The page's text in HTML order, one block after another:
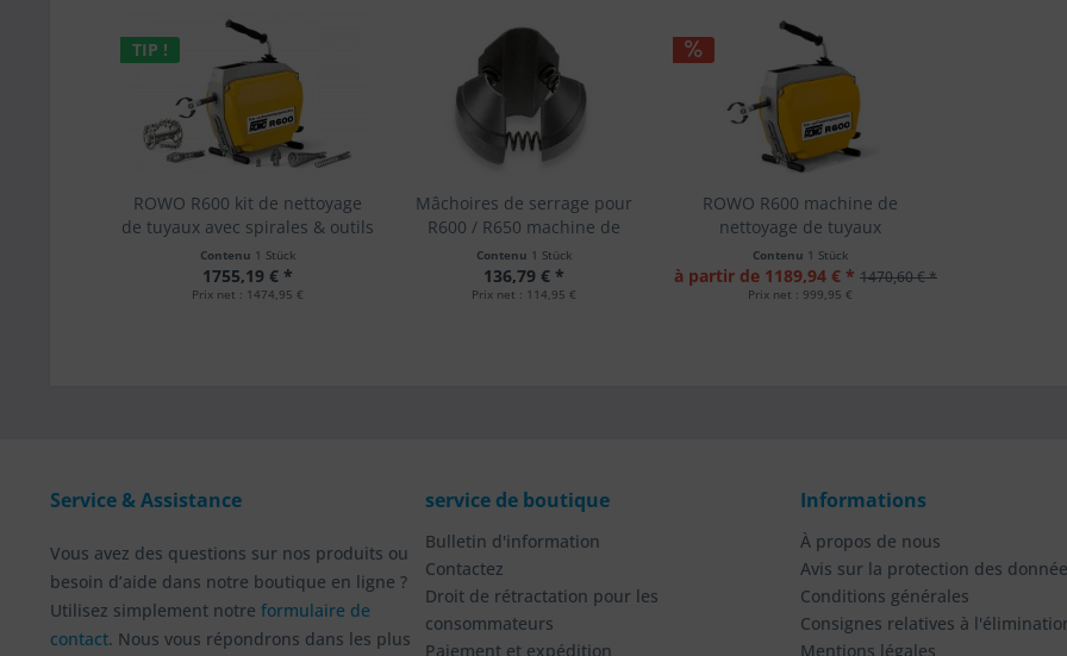
TIP !
ROWO R600 kit de nettoyage
de tuyaux avec spirales & outils
Contenu 1 Stück
1755,19 € *
Prix net : 1474,95 €
Mâchoires de serrage pour
R600 / R650 machine de
nettoyage de tuyaux
Contenu 1 Stück
136,79 € *
Prix net : 114,95 €
ROWO R600 machine de
nettoyage de tuyaux
Contenu 1 Stück
à partir de 1189,94 € * 1470,60 € *
Prix net : 999,95 €
Service & Assistance
Vous avez des questions sur nos produits ou
besoin d’aide dans notre boutique en ligne ?
Utilisez simplement notre formulaire de
contact. Nous vous répondrons dans les plus
service de boutique
Bulletin d'information
Contactez
Droit de rétractation pour les
consommateurs
Paiement et expédition
Informations
À propos de nous
Avis sur la protection des
Conditions générales
Consignes relatives à
Mentions légales